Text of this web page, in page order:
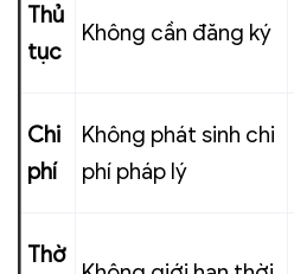
Thủ
tục
Không cần đăng ký
Chi
phí
Không phát sinh chi
phí pháp lý
Thờ